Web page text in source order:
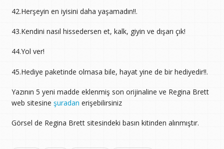
42.Herşeyin en iyisini daha yaşamadın!!.
43.Kendini nasıl hissedersen et, kalk, giyin ve dışarı çık!
44.Yol ver!
45.Hediye paketinde olmasa bile, hayat yine de bir hediyedir!!.
Yazının 5 yeni madde eklenmiş son orijinaline ve Regina Brett
web sitesine şuradan erişebilirsiniz
Görsel de Regina Brett sitesindeki basın kitinden alınmıştır.